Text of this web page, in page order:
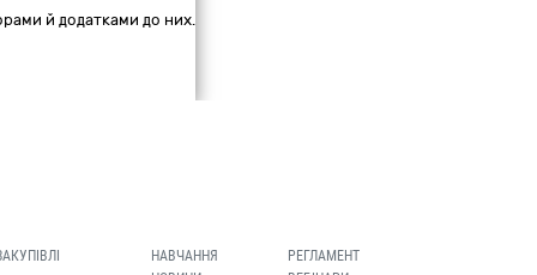
й додатками до них.
НАВЧАННЯ
РЕГЛАМЕНТ